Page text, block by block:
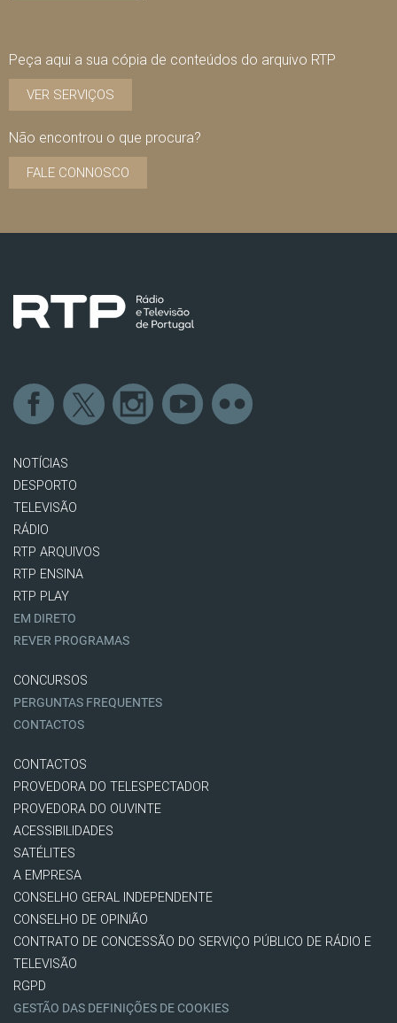
Peça aqui a sua cópia de conteúdos do arquivo RTP
VER SERVIÇOS
Não encontrou o que procura?
FALE CONNOSCO
NOTÍCIAS
DESPORTO
TELEVISÃO
RÁDIO
RTP ARQUIVOS
RTP ENSINA
RTP PLAY
EM DIRETO
REVER PROGRAMAS
CONCURSOS
PERGUNTAS FREQUENTES
CONTACTOS
CONTACTOS
PROVEDORA DO TELESPECTADOR
PROVEDORA DO OUVINTE
ACESSIBILIDADES
SATÉLITES
A EMPRESA
CONSELHO GERAL INDEPENDENTE
CONSELHO DE OPINIÃO
CONTRATO DE CONCESSÃO DO SERVIÇO PÚBLICO DE RÁDIO E
TELEVISÃO
RGPD
GESTÃO DAS DEFINIÇÕES DE COOKIES